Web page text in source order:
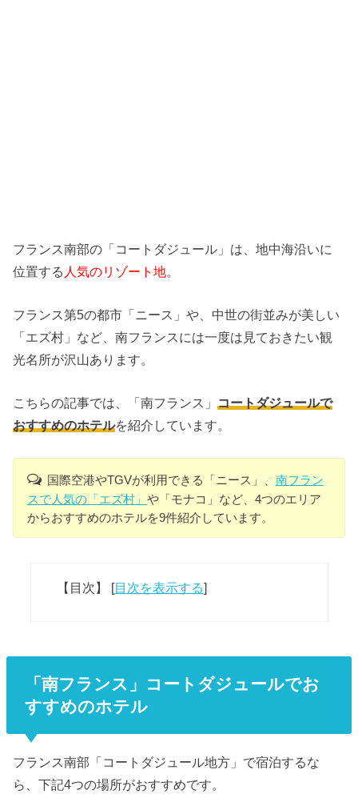
フランス南部の「コートダジュール」は、地中海沿いに
位置する 人気のリゾート地。
フランス第5の都市「ニース」や、中世の街並みが美しい
「エズ村」など、南フランスには一度は見ておきたい観
光名所が沢山あります。
こちらの記事では、「南フランス」コートダジュールで
おすすめのホテルを紹介しています。
国際空港やTGVが利用できる「ニース」、 南フラン
スで人気の「エズ村」や「モナコ」など、4つのエリア
からおすすめのホテルを9件紹介しています。
【目次】 [目次を表示する]
「南フランス」コートダジュールでお
すすめのホテル
フランス南部「コートダジュール地方」で宿泊するな
ら、下記4つの場所がおすすめです。